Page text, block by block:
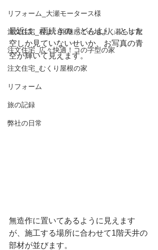
リフォーム_大瀬モータース様
注文住宅_程よい距離感で心地よく暮らす家
注文住宅_広々快適！コの字型の家
注文住宅_むくり屋根の家
リフォーム
旅の記録
弊社の日常
最近は、雨続きの「どんより」とした
空しか見ていないせいか、お写真の青
空が輝いて見えます。
無造作に置いてあるように見えます
が、施工する場所に合わせて1階天井の
部材が並びます。